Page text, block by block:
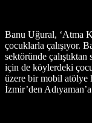
Banu Uğural, ‘Atma
çocuklarla çalışıyor.
sektöründe
için de köylerdeki
üzere bir mobil atölye
İzmir’den